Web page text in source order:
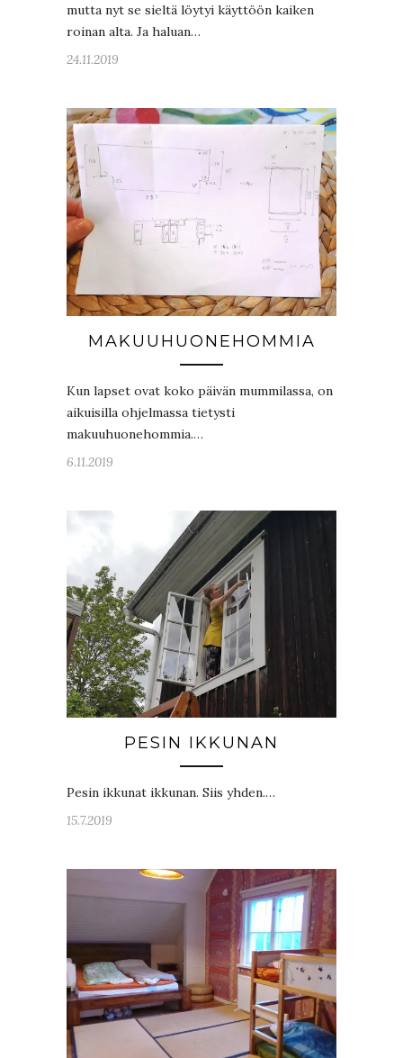
mutta nyt se sieltä löytyi käyttöön kaiken
roinan alta. Ja haluan…
24.11.2019
MAKUUHUONEHOMMIA
Kun lapset ovat koko päivän mummilassa, on
aikuisilla ohjelmassa tietysti
makuuhuonehommia.…
6.11.2019
PESIN IKKUNAN
Pesin ikkunat ikkunan. Siis yhden.…
15.7.2019